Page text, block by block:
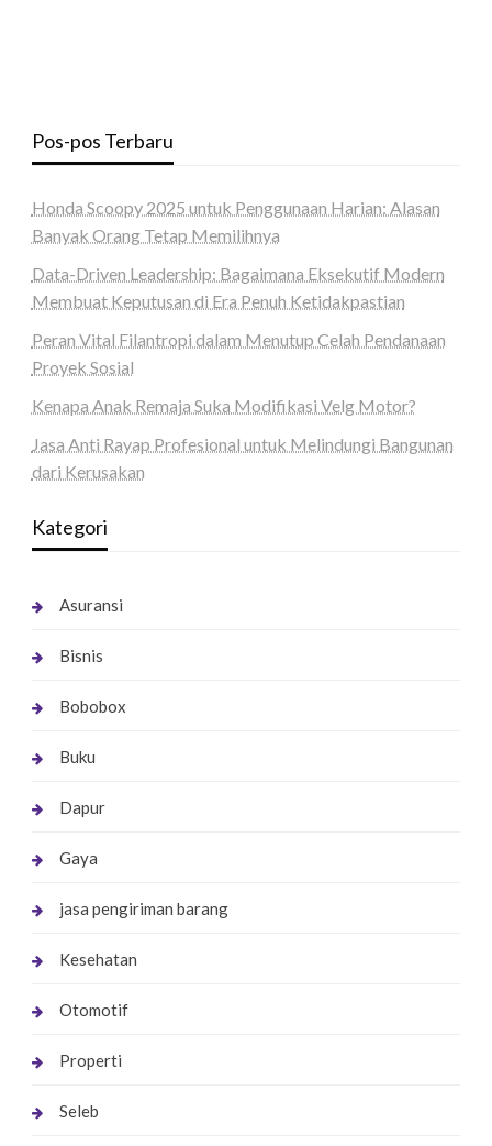
Pos-pos Terbaru
Honda Scoopy 2025 untuk Penggunaan Harian: Alasan
Banyak Orang Tetap Memilihnya
Data-Driven Leadership: Bagaimana Eksekutif Modern
Membuat Keputusan di Era Penuh Ketidakpastian
Peran Vital Filantropi dalam Menutup Celah Pendanaan
Proyek Sosial
Kenapa Anak Remaja Suka Modifikasi Velg Motor?
Jasa Anti Rayap Profesional untuk Melindungi Bangunan
dari Kerusakan
Kategori
Asuransi
Bisnis
Bobobox
Buku
Dapur
Gaya
jasa pengiriman barang
Kesehatan
Otomotif
Properti
Seleb